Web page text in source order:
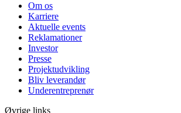
Om os
Karriere
Aktuelle events
Reklamationer
Investor
Presse
Projektudvikling
Bliv leverandør
Underentreprenør
Øvrige links